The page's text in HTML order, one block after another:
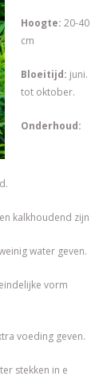
Hoogte: 20-40
cm
Bloeitijd: juni.
tot oktober.
Onderhoud:
kalkhoudend zijn
water geven.
vorm
voeding geven.
stekken in e